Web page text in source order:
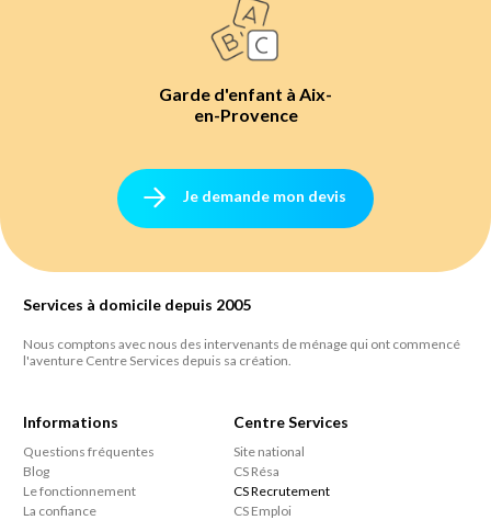
Garde d'enfant à Aix-
en-Provence
Je demande mon devis
Services à domicile depuis 2005
Nous comptons avec nous des intervenants de ménage qui ont commencé
l'aventure Centre Services depuis sa création.
Informations
Questions fréquentes
Blog
Le fonctionnement
La confiance
Centre Services
Site national
CS Résa
CS Recrutement
CS Emploi